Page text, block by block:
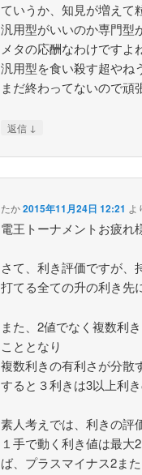
ていうか、知見が増えて
汎用型がいいのか専門型
メタの応酬なわけですよ
汎用型を食い殺す超やね
まだ終わってないので頑
返信 ↓
たか 2015年11月24日 12:21 よ
電王トーナメントお疲れ
さて、利き評価ですが、
打てる全ての升の利き先
また、2値でなく複数利
こととなり
複数利きの有利さが分散
すると３利きは3以上利
素人考えでは、利きの評
１手で動く利き値は最
ば、プラスマイナス2ま